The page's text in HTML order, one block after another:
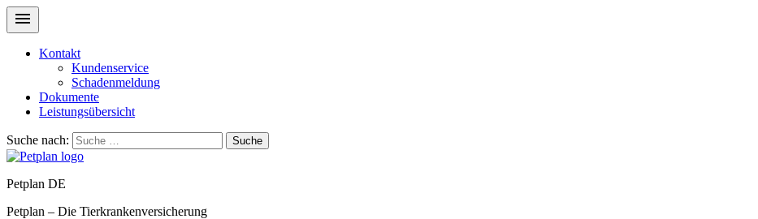
Kontakt
Kundenservice
Schadenmeldung
Dokumente
Leistungsübersicht
Suche nach: Suche
Petplan DE
Petplan – Die Tierkrankenversicherung